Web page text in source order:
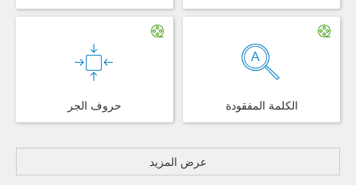
حروف الجر الكلمة المفقودة
عرض المزيد